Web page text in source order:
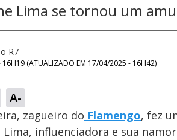
Lima se tornou um
R7
16H19 (ATUALIZADO EM 17/04/2025 - 16H42)
A-
zagueiro do Flamengo, fez
Lima, influenciadora e sua